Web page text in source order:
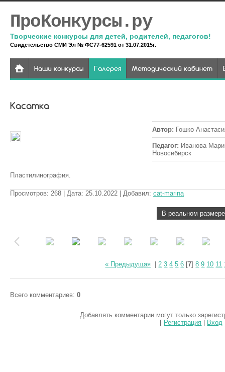
ПроКонкурсы.ру
Творческие конкурсы для детей, родителей, педагогов!
Свидетельство СМИ Эл № ФС77-62591 от 31.07.2015г.
Наши конкурсы Галерея Методический кабинет
Касатка
Автор: Гошко
Педагог: Иванова
Новосибирск
Пластилинография.
Просмотров: 268 | Дата: 25.10.2022 | Добавил: cat-marina
В реальном размере
« Предыдущая |2 3 4 5 6 [7]8 9 10 11
Всего комментариев: 0
Добавлять комментарии могут только
[ Регистрация Вход